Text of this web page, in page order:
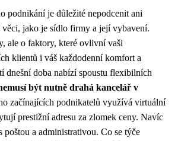
podnikání je důležité nepodcenit ani
věci, jako je sídlo firmy a její vybavení.
ale o faktory, které ovlivní vaši
klientů i váš každodenní komfort a
dnešní doba nabízí spoustu flexibilních
být nutně drahá kancelář v
začínajících podnikatelů využívá virtuální
prestižní adresu za zlomek ceny. Navíc
poštou a administrativou. Co se týče